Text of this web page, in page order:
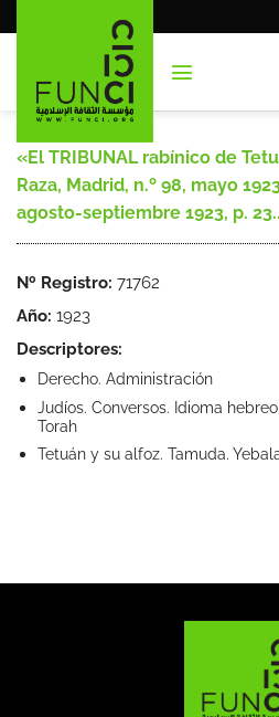
al
«El TRIBUNAL rabínico de
Raza, Madrid, n.º 98, mayo
agosto-septiembre 1923, p.
Nº Registro: 71762
Año: 1923
Descriptores:
Derecho. Administración
Judíos. Conversos. Idioma
Torah
Tetuán y su alfoz. Tamuda.